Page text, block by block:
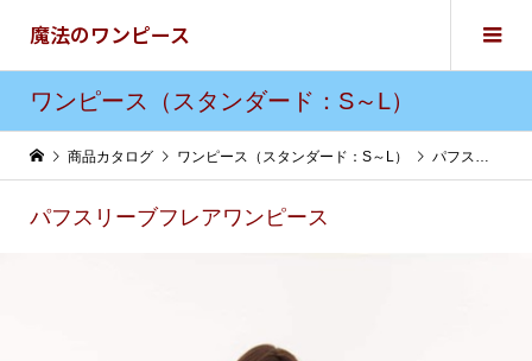
魔法のワンピース
ワンピース（スタンダード：S～L）
商品カタログ ワンピース（スタンダード：S～L） パフスリーブフレアワンピース
パフスリーブフレアワンピース